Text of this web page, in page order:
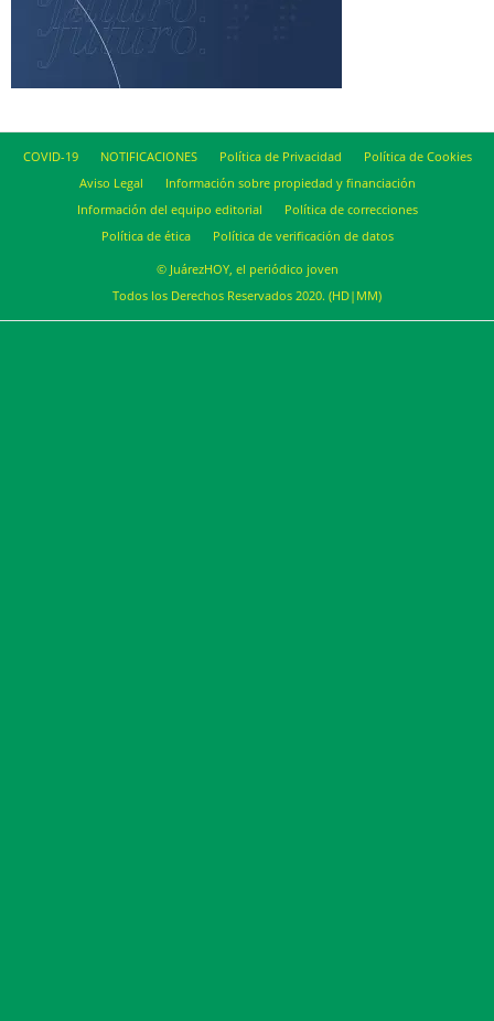
COVID-19 NOTIFICACIONES Política de Privacidad
Política de Cookies
Aviso Legal
Información sobre propiedad y financiación
Información del equipo editorial
Política de correcciones
Política de ética
Política de verificación de datos
© JuárezHOY, el periódico joven
Todos los Derechos Reservados 2020. (HD|MM)